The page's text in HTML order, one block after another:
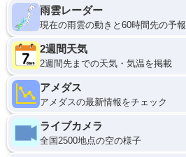
雨雲レーダー
現在の雨雲の動きと60時間先の予報
2週間天気
2週間先までの天気・気温を掲載
アメダス
アメダスの最新情報をチェック
ライブカメラ
全国2500地点の空の様子